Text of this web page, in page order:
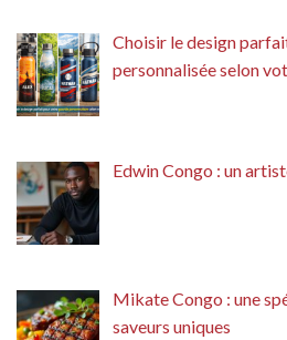
Choisir le design
personnalisée selon
Edwin Congo : un
Mikate Congo : une
saveurs uniques